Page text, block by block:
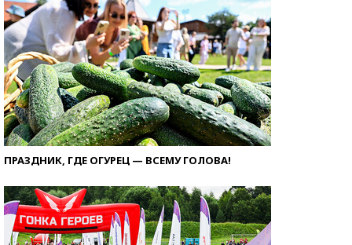
ПРАЗДНИК, ГДЕ ОГУРЕЦ — ВСЕМУ ГОЛОВА!